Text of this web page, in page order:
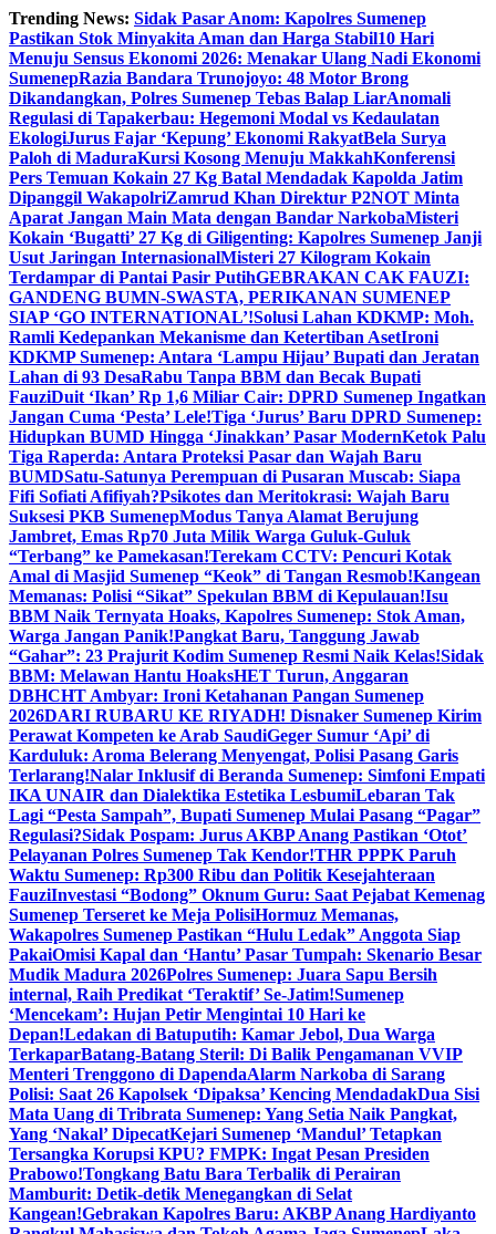
Skip
to
content
Trending News: Sidak Pasar Anom: Kapolres Sumenep
Pastikan Stok Minyakita Aman dan Harga Stabil10 Hari
Menuju Sensus Ekonomi 2026: Menakar Ulang Nadi Ekonomi
SumenepRazia Bandara Trunojoyo: 48 Motor Brong
Dikandangkan, Polres Sumenep Tebas Balap LiarAnomali
Regulasi di Tapakerbau: Hegemoni Modal vs Kedaulatan
EkologiJurus Fajar ‘Kepung’ Ekonomi RakyatBela Surya
Paloh di MaduraKursi Kosong Menuju MakkahKonferensi
Pers Temuan Kokain 27 Kg Batal Mendadak Kapolda Jatim
Dipanggil WakapolriZamrud Khan Direktur P2NOT Minta
Aparat Jangan Main Mata dengan Bandar NarkobaMisteri
Kokain ‘Bugatti’ 27 Kg di Giligenting: Kapolres Sumenep Janji
Usut Jaringan InternasionalMisteri 27 Kilogram Kokain
Terdampar di Pantai Pasir PutihGEBRAKAN CAK FAUZI:
GANDENG BUMN-SWASTA, PERIKANAN SUMENEP
SIAP ‘GO INTERNATIONAL’!Solusi Lahan KDKMP: Moh.
Ramli Kedepankan Mekanisme dan Ketertiban AsetIroni
KDKMP Sumenep: Antara ‘Lampu Hijau’ Bupati dan Jeratan
Lahan di 93 DesaRabu Tanpa BBM dan Becak Bupati
FauziDuit ‘Ikan’ Rp 1,6 Miliar Cair: DPRD Sumenep Ingatkan
Jangan Cuma ‘Pesta’ Lele!Tiga ‘Jurus’ Baru DPRD Sumenep:
Hidupkan BUMD Hingga ‘Jinakkan’ Pasar ModernKetok Palu
Tiga Raperda: Antara Proteksi Pasar dan Wajah Baru
BUMDSatu-Satunya Perempuan di Pusaran Muscab: Siapa
Fifi Sofiati Afifiyah?Psikotes dan Meritokrasi: Wajah Baru
Suksesi PKB SumenepModus Tanya Alamat Berujung
Jambret, Emas Rp70 Juta Milik Warga Guluk-Guluk
“Terbang” ke Pamekasan!Terekam CCTV: Pencuri Kotak
Amal di Masjid Sumenep “Keok” di Tangan Resmob!Kangean
Memanas: Polisi “Sikat” Spekulan BBM di Kepulauan!Isu
BBM Naik Ternyata Hoaks, Kapolres Sumenep: Stok Aman,
Warga Jangan Panik!Pangkat Baru, Tanggung Jawab
“Gahar”: 23 Prajurit Kodim Sumenep Resmi Naik Kelas!Sidak
BBM: Melawan Hantu HoaksHET Turun, Anggaran
DBHCHT Ambyar: Ironi Ketahanan Pangan Sumenep
2026DARI RUBARU KE RIYADH! Disnaker Sumenep Kirim
Perawat Kompeten ke Arab SaudiGeger Sumur ‘Api’ di
Karduluk: Aroma Belerang Menyengat, Polisi Pasang Garis
Terlarang!Nalar Inklusif di Beranda Sumenep: Simfoni Empati
IKA UNAIR dan Dialektika Estetika LesbumiLebaran Tak
Lagi “Pesta Sampah”, Bupati Sumenep Mulai Pasang “Pagar”
Regulasi?Sidak Pospam: Jurus AKBP Anang Pastikan ‘Otot’
Pelayanan Polres Sumenep Tak Kendor!THR PPPK Paruh
Waktu Sumenep: Rp300 Ribu dan Politik Kesejahteraan
FauziInvestasi “Bodong” Oknum Guru: Saat Pejabat Kemenag
Sumenep Terseret ke Meja PolisiHormuz Memanas,
Wakapolres Sumenep Pastikan “Hulu Ledak” Anggota Siap
PakaiOmisi Kapal dan ‘Hantu’ Pasar Tumpah: Skenario Besar
Mudik Madura 2026Polres Sumenep: Juara Sapu Bersih
internal, Raih Predikat ‘Teraktif’ Se-Jatim!Sumenep
‘Mencekam’: Hujan Petir Mengintai 10 Hari ke
Depan!Ledakan di Batuputih: Kamar Jebol, Dua Warga
TerkaparBatang-Batang Steril: Di Balik Pengamanan VVIP
Menteri Trenggono di DapendaAlarm Narkoba di Sarang
Polisi: Saat 26 Kapolsek ‘Dipaksa’ Kencing MendadakDua Sisi
Mata Uang di Tribrata Sumenep: Yang Setia Naik Pangkat,
Yang ‘Nakal’ DipecatKejari Sumenep ‘Mandul’ Tetapkan
Tersangka Korupsi KPU? FMPK: Ingat Pesan Presiden
Prabowo!Tongkang Batu Bara Terbalik di Perairan
Mamburit: Detik-detik Menegangkan di Selat
Kangean!Gebrakan Kapolres Baru: AKBP Anang Hardiyanto